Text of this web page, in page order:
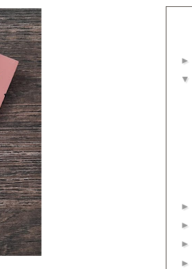
►
▼
►
►
►
►